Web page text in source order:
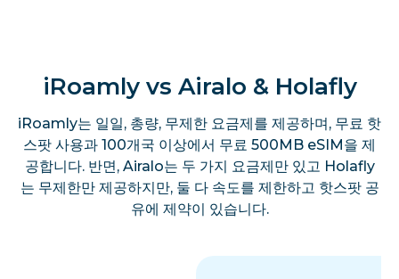
iRoamly vs Airalo & Holafly
iRoamly는 일일, 총량, 무제한 요금제를 제공하며, 무료 핫
스팟 사용과 100개국 이상에서 무료 500MB eSIM을 제
공합니다. 반면, Airalo는 두 가지 요금제만 있고 Holafly
는 무제한만 제공하지만, 둘 다 속도를 제한하고 핫스팟 공
유에 제약이 있습니다.